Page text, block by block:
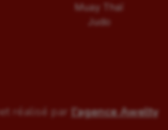
Muay Thaï
Judo
réalisé par l'agence Awelty